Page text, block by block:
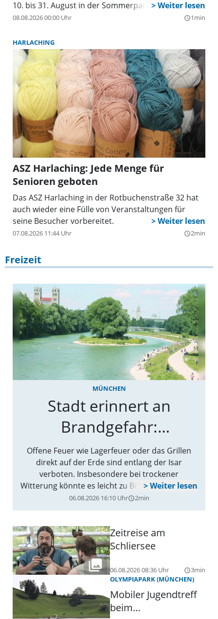
10. bis 31. August in der Sommerpause.
08.08.2026 00:00 Uhr query_builder1min
HARLACHING
ASZ Harlaching: Jede Menge für
Senioren geboten
Das ASZ Harlaching in der Rotbuchenstraße 32 hat
auch wieder eine Fülle von Veranstaltungen für
seine Besucher vorbereitet.
07.08.2026 11:44 Uhr query_builder2min
Freizeit
MÜNCHEN
Stadt erinnert an
Brandgefahr:
Lagerfeuer an der Isar
sind verboten
Offene Feuer wie Lagerfeuer oder das Grillen
direkt auf der Erde sind entlang der Isar
verboten. Insbesondere bei trockener
Witterung könnte es leicht zu Bränden kommen.
06.08.2026 16:10 Uhrquery_builder2min
Zeitreise am
Schliersee
06.08.2026 08:36 Uhr query_builder3min
OLYMPIAPARK (MÜNCHEN)
Mobiler Jugendtreff
beim